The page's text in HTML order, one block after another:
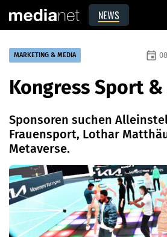
NEWS
MARKETING & MEDIA event
Kongress Sport
Sponsoren suchen
Frauensport, Lothar
Metaverse.